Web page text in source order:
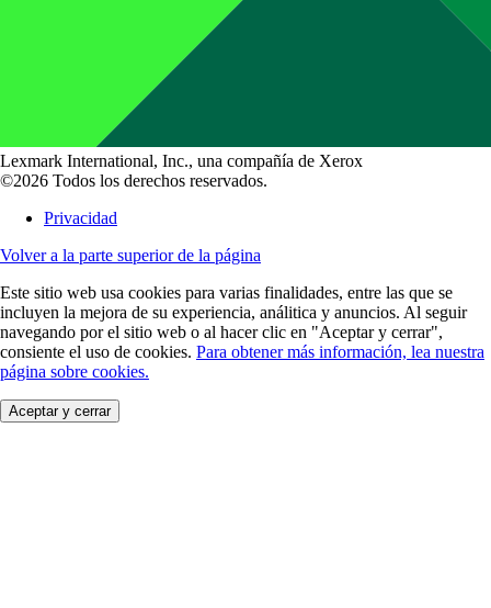
Lexmark International, Inc., una compañía de Xerox
©2026 Todos los derechos reservados.
Privacidad
Volver a la parte superior de la página
Este sitio web usa cookies para varias finalidades, entre las que se
incluyen la mejora de su experiencia, análitica y anuncios. Al seguir
navegando por el sitio web o al hacer clic en "Aceptar y cerrar",
consiente el uso de cookies. Para obtener más información, lea nuestra
página sobre cookies.
Aceptar y cerrar